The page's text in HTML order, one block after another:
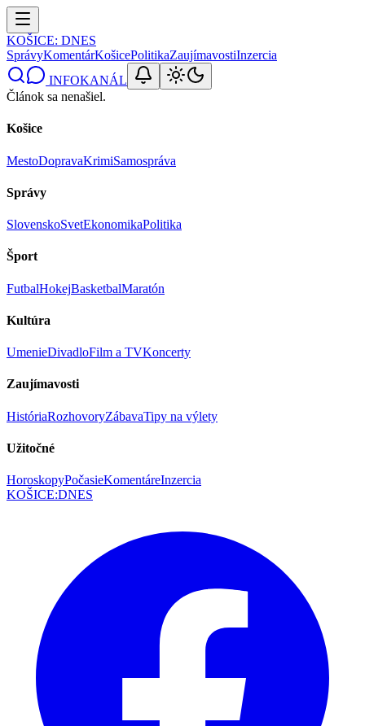
KOŠICE: DNES
SprávyKomentárKošicePolitikaZaujímavostiInzercia
INFOKANÁL
Článok sa nenašiel.
Košice
MestoDopravaKrimiSamospráva
Správy
SlovenskoSvetEkonomikaPolitika
Šport
FutbalHokejBasketbalMaratón
Kultúra
UmenieDivadloFilm a TVKoncerty
Zaujímavosti
HistóriaRozhovoryZábavaTipy na výlety
Užitočné
HoroskopyPočasieKomentáreInzercia
KOŠICE:DNES